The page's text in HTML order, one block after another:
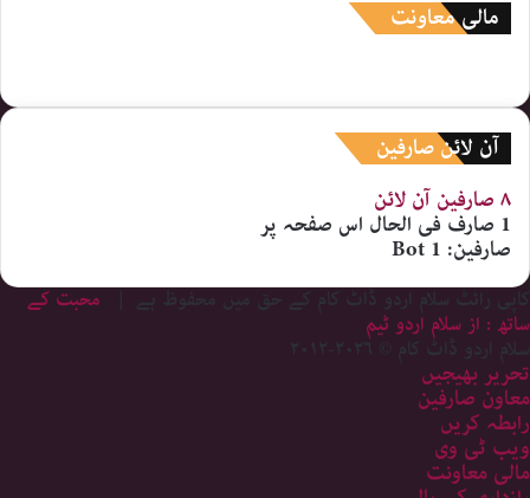
مالی معاونت
آن لائن صارفین
۸ صارفین
آن لائن
1 صارف فی الحال اس صفحہ پر
صارفین: 1 Bot
کاپی رائٹ سلام اردو ڈاٹ کام کے حق میں محفوظ ہے |
محبت کے
ساتھ : از سلام اردو ٹیم
سلام اردو ڈاٹ کام © ۲۰۲۶-۲۰۱۲
تحریر بھیجیں
معاون صارفین
رابطہ کریں
ویب ٹی وی
مالی معاونت